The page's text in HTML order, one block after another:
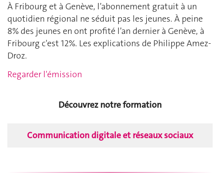
À Fribourg et à Genève, l’abonnement gratuit à un
quotidien régional ne séduit pas les jeunes. À peine
8% des jeunes en ont profité l’an dernier à Genève, à
Fribourg c'est 12%. Les explications de Philippe Amez-
Droz.
Regarder l'émission
Découvrez notre formation
Communication digitale et réseaux sociaux